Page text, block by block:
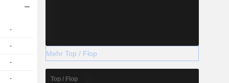
-
-
-
-
Mehr Top / Flop
Top / Flop